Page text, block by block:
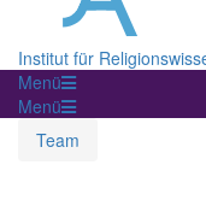
Institut für
Menü
Menü
Team